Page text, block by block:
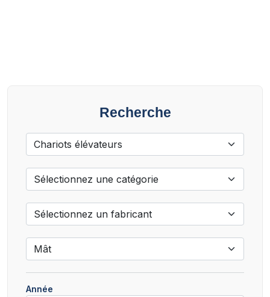
Recherche
Année